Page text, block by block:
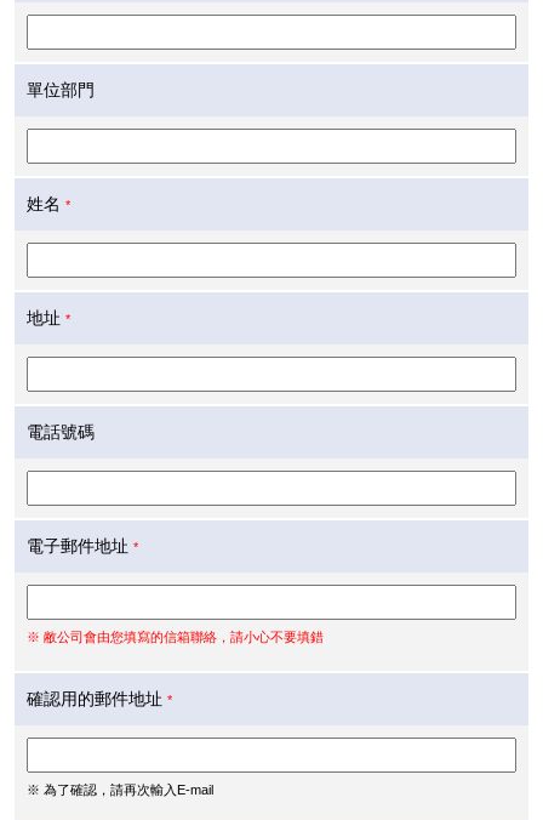
單位部門
姓名 *
地址 *
電話號碼
電子郵件地址 *
※ 敝公司會由您填寫的信箱聯絡，請小心不要填錯
確認用的郵件地址 *
※ 為了確認，請再次輸入E-mail